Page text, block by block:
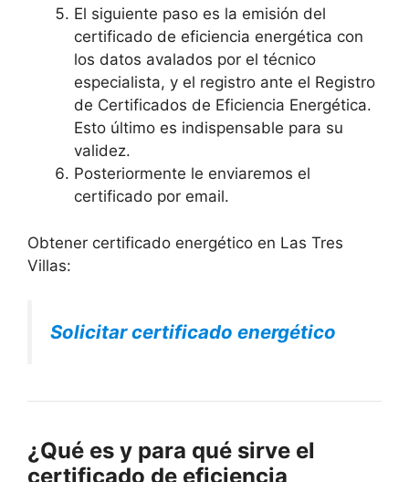
El siguiente paso es la emisión del
certificado de eficiencia energética con
los datos avalados por el técnico
especialista, y el registro ante el Registro
de Certificados de Eficiencia Energética.
Esto último es indispensable para su
validez.
Posteriormente le enviaremos el
certificado por email.
Obtener certificado energético en Las Tres
Villas:
Solicitar certificado energético
¿Qué es y para qué sirve el
certificado de eficiencia